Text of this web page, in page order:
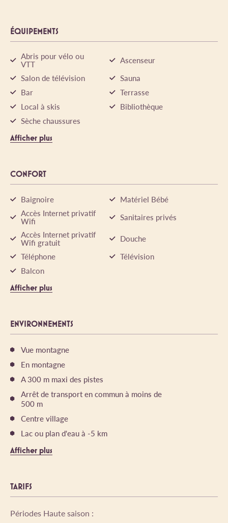
ÉQUIPEMENTS
Abris pour vélo ou
VTT
Ascenseur
Salon de télévision
Sauna
Bar
Terrasse
Local à skis
Bibliothèque
Sèche chaussures
Afficher plus
CONFORT
Baignoire
Matériel Bébé
Accès Internet privatif
Wifi
Sanitaires privés
Accès Internet privatif
Wifi gratuit
Douche
Téléphone
Télévision
Balcon
Afficher plus
ENVIRONNEMENTS
Vue montagne
En montagne
A 300 m maxi des pistes
Arrêt de transport en commun à moins de
500 m
Centre village
Lac ou plan d'eau à -5 km
Afficher plus
TARIFS
Périodes Haute saison :